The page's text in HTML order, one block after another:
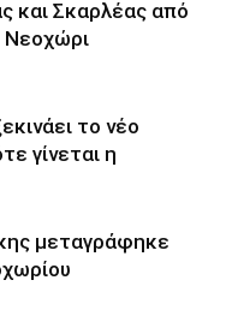
και Σκαρλέας από
Νεοχώρι
το νέο
γίνεται η
μεταγράφηκε